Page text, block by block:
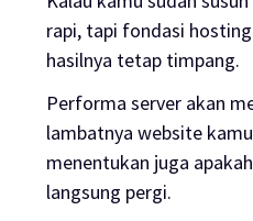
rapi, tapi fondasi
hasilnya tetap timpang.
Performa server akan
lambatnya website
menentukan juga
langsung pergi.